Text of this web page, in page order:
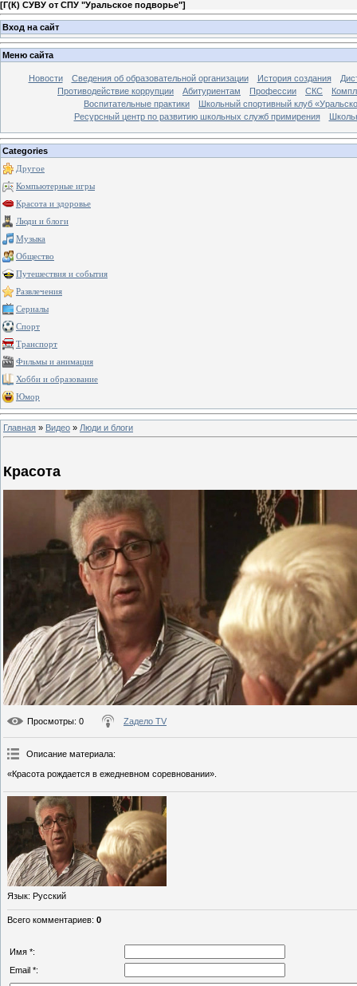
[Г(К) СУВУ от СПУ "Уральское подворье"]
Вход на сайт
Меню сайта
Новости Сведения об образовательной организации История создания
Противодействие коррупции
Абитуриентам Профессии СКС
Воспитательные практики
Школьный спортивный клуб
Ресурсный центр по развитию школьных служб примирения
Categories
Другое
Компьютерные игры
Красота и здоровье
Люди и блоги
Музыка
Общество
Путешествия и события
Развлечения
Сериалы
Спорт
Транспорт
Фильмы и анимация
Хобби и образование
Юмор
Главная » Видео » Люди и блоги
Красота
Просмотры: 0 Zадело TV
Описание материала:
«Красота рождается в ежедневном соревновании».
Язык: Русский
Всего комментариев: 0
Имя *:
Email *: